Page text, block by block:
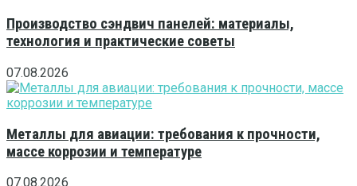
Производство сэндвич панелей: материалы,
технология и практические советы
07.08.2026
Металлы для авиации: требования к прочности,
массе коррозии и температуре
07.08.2026